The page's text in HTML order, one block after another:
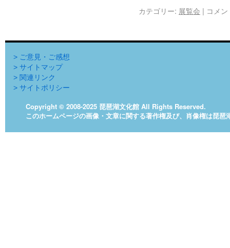
カテゴリー: 展覧会 | コメ
> ご意見・ご感想
> サイトマップ
> 関連リンク
> サイトポリシー
Copyright © 2008-2025 琵琶湖文化館 All Rights Reserved.
このホームページの画像・文章に関する著作権及び、肖像権は琵